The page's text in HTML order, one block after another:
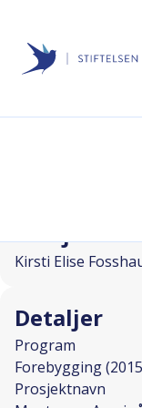
Kirsti Elise
Detaljer
Program
Forebygging
Prosjektnavn